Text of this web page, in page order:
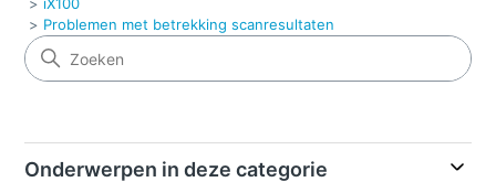
Problemen met betrekking scanresultaten
Onderwerpen in deze categorie